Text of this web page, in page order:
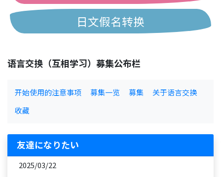
日文假名转换
语言交换（互相学习）募集公布栏
开始使用的注意事项 募集一览 募集
关于语言交换
收藏
友達になりたい
2025/03/22